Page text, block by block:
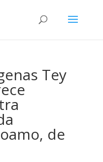
Tey
de